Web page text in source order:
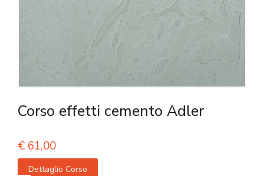
Corso effetti cemento Adler
€ 61,00
Dettaglio Corso